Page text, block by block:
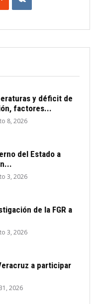
y déficit de
factores...
8, 2026
del Estado a
3, 2026
de la FGR a
3, 2026
a participar
2026